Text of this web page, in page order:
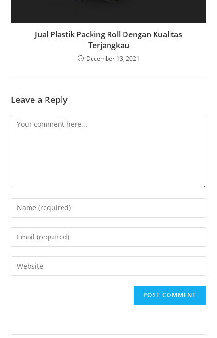
Jual Plastik Packing Roll Dengan Kualitas
Terjangkau
December 13, 2021
Leave a Reply